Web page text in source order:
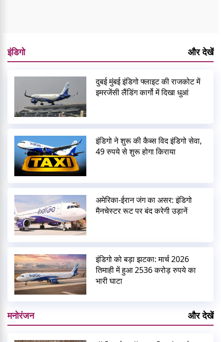
इंडिगो और देखें
दुबई मुंबई इंडिगो फ्लाइट की राजकोट में
इमरजेंसी लैंडिंग कार्गो में दिखा धुआं
इंडिगो ने शुरू की कैब्स विद इंडिगो सेवा,
49 रुपये से शुरू होगा किराया
अमेरिका-ईरान जंग का असर: इंडिगो
मैनचेस्टर रूट पर बंद करेगी उड़ानें
इंडिगो को बड़ा झटका: मार्च 2026
तिमाही में हुआ 2536 करोड़ रुपये का
भारी घाटा
मनोरंजन और देखें